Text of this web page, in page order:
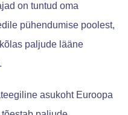
on tuntud oma
pühendumise poolest,
paljude lääne
asukoht Euroopa